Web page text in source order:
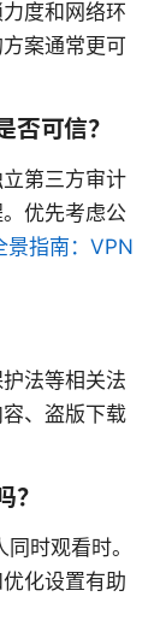
度和网络环
案通常更可
可信？
第三方审计
优先考虑公
指南：VPN
法等相关法
、盗版下载
？
时观看时。
化设置有助